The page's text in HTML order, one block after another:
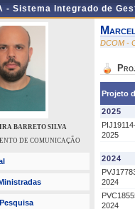
- Sistema Integrado de
BARRETO SILVA
DE COMUNICAÇÃO
DCOM -
Projeto
2025
2025
2024
2024
2024